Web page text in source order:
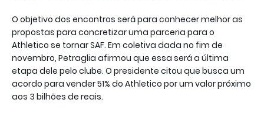
O objetivo dos encontros será para conhecer melhor as
propostas para concretizar uma parceria para o
Athletico se tornar SAF. Em coletiva dada no fim de
novembro, Petraglia afirmou que essa será a última
etapa dele pelo clube. O presidente citou que busca um
acordo para vender 51% do Athletico por um valor próximo
aos 3 bilhões de reais.